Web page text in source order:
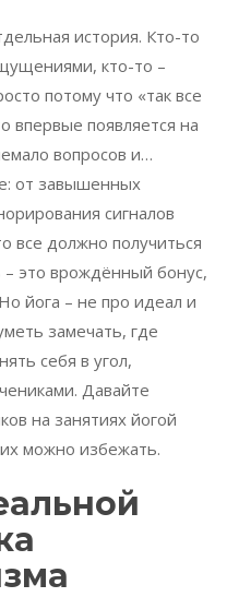
история. Кто-то
кто-то –
потому что «так все
впервые появляется на
вопросов и…
от завышенных
сигналов
все должно получиться
– это врождённый бонус,
йога – не про идеал и
замечать, где
себя в угол,
Давайте
на занятиях йогой
можно избежать.